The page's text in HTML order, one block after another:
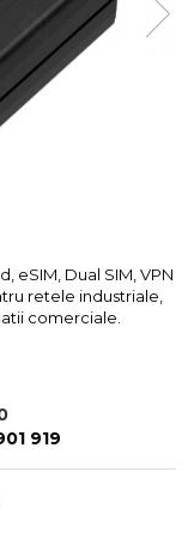
eSIM, Dual SIM, VPN
retele industriale,
comerciale.
919